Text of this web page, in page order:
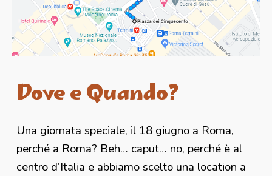
Dove e Quando?
Una giornata speciale, il 18 giugno a Roma,
perché a Roma? Beh… caput… no, perché è al
centro d’Italia e abbiamo scelto una location a